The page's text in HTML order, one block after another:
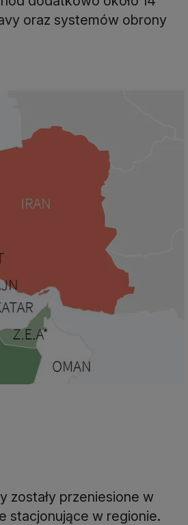
oraz systemów obrony
zostały przeniesione w
stacjonujące w regionie.